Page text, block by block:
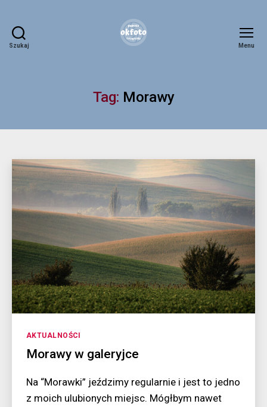
Szukaj Menu
Tag: Morawy
Kategorie
AKTUALNOŚCI
Morawy w galeryjce
Na “Morawki” jeździmy regularnie i jest to jedno
z moich ulubionych miejsc. Mógłbym nawet